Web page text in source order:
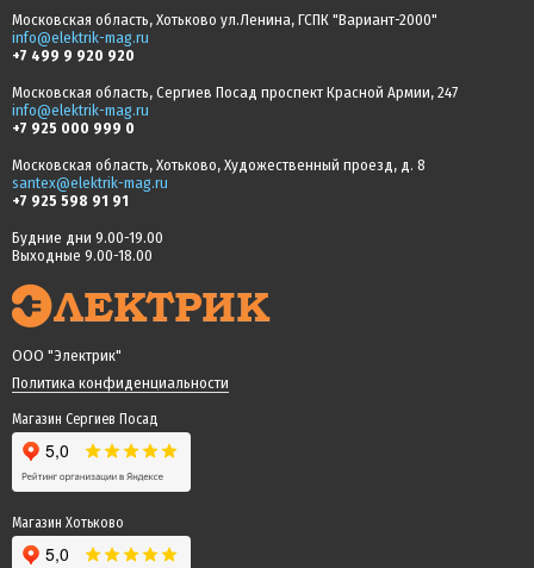
Московская область, Хотьково ул.Ленина, ГСПК "Вариант-2000"
info@elektrik-mag.ru
+7 499 9 920 920
Московская область, Сергиев Посад проспект Красной Армии, 247
info@elektrik-mag.ru
+7 925 000 999 0
Московская область, Хотьково, Художественный проезд, д. 8
santex@elektrik-mag.ru
+7 925 598 91 91
Будние дни 9.00-19.00
Выходные 9.00-18.00
ООО "Электрик"
Политика конфиденциальности
Магазин Сергиев Посад
Магазин Хотьково